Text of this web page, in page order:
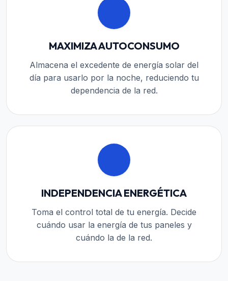
MAXIMIZA AUTOCONSUMO
Almacena el excedente de energía solar del
día para usarlo por la noche, reduciendo tu
dependencia de la red.
INDEPENDENCIA ENERGÉTICA
Toma el control total de tu energía. Decide
cuándo usar la energía de tus paneles y
cuándo la de la red.